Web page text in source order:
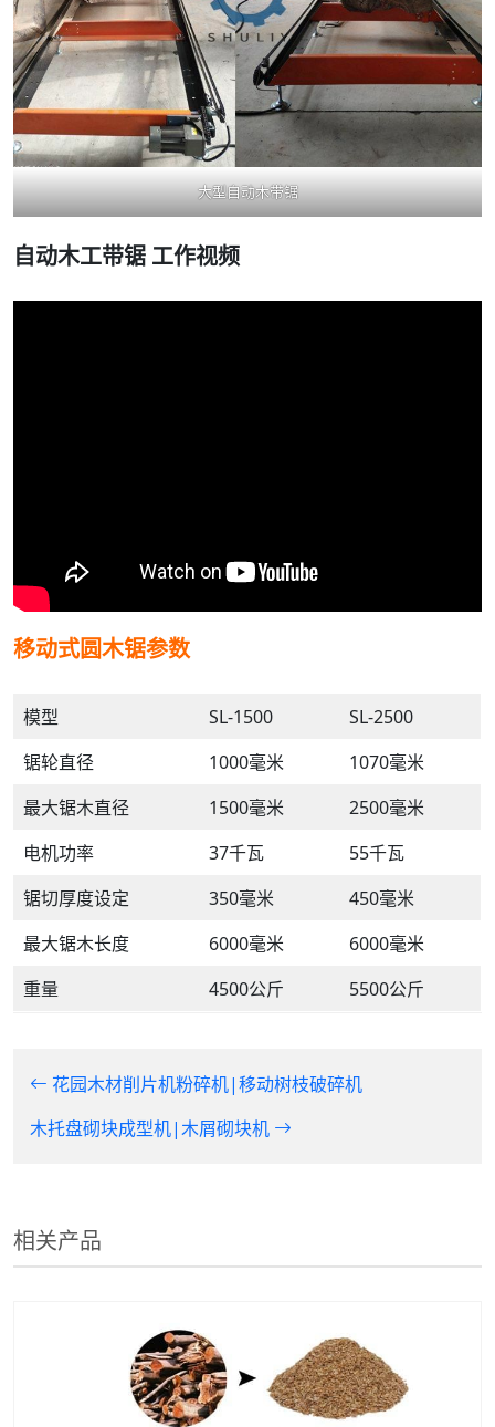
大型自动木带锯
自动木工带锯 工作视频
移动式圆木锯参数
模型 SL-1500
SL-2500
锯轮直径
1000毫米
1070毫米
最大锯木直径
1500毫米
2500毫米
电机功率
37千瓦
55千瓦
锯切厚度设定
350毫米
450毫米
最大锯木长度
6000毫米
6000毫米
重量
4500公斤 5500公斤
花园木材削片机粉碎机|移动树枝破碎机
木托盘砌块成型机|木屑砌块机
相关产品